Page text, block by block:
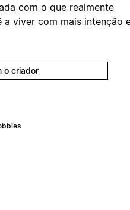
com o que realmente
viver com mais intenção
o criador